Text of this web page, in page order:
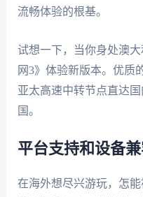
流畅体验的根基。
试想一下，当你身处澳
网3》体验新版本。优质
亚太高速中转节点直达
国。
平台支持和设备
在海外想尽兴游玩，怎